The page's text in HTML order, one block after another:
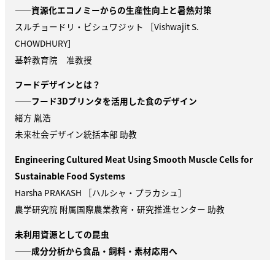
——資源化エコノミーからの生産性向上と暑熱対策
スルチョードリ・ビシュワジット ［Vishwajit S.
CHOWDHURY］
基幹教育院 准教授
フードデザインとは？
——フード3Dプリンタを活用した食のデザイン
緒方 胤浩
未来社会デザイン統括本部 助教
Engineering Cultured Meat Using Smooth Muscle Cells for
Sustainable Food Systems
Harsha PRAKASH ［ハルシャ・プラカシュ］
農学研究院 附属国際農業教育・研究推進センター 助教
未利用資源としての昆虫
——成分分析から食品・飼料・素材応用へ